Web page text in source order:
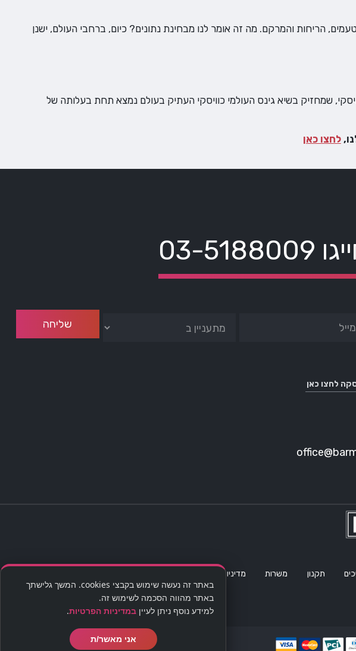
הריחות והמרקם. מה זה אומר לנו מבחינת נתונים? כיום, ברחבי העולם, ישנן
לעד בחבית. אבל אנחנו קצרי סבלנות ולכן הוויסקי העתיק בעולם כיום הוא בן 150 שנה. הוויסקי, שמחזיק בשיא גינס העולמי כוויסקי העתיק בעולם נמצא תחת בעלותה של
לחצו כאן
03-5188009
לחצו כאן
תקנון משרות מדיניות פרטיות
בניית אתרים | שיווק דיגיטלי
באתר זה נעשה שימוש בקבצי cookies. המשך גלישתך
באתר מהווה הסכמה לשימוש זה.
למידע נוסף ניתן לעיין במדיניות הפרטיות.
אני מאשר/ת